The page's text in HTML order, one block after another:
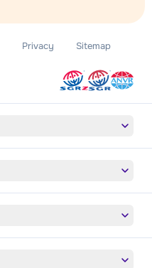
Privacy Sitemap